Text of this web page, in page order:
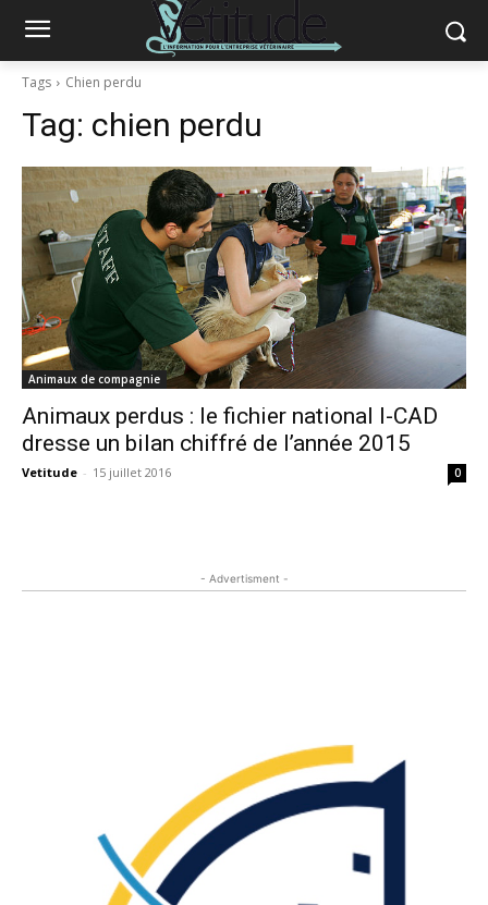
Tags Chien perdu
Tag: chien perdu
Animaux de compagnie
Animaux perdus : le fichier national I-CAD
dresse un bilan chiffré de l’année 2015
Vetitude - 15 juillet 2016 0
- Advertisment -